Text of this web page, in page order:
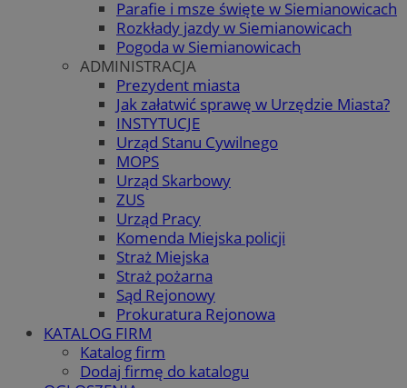
Parafie i msze święte w Siemianowicach
Rozkłady jazdy w Siemianowicach
Pogoda w Siemianowicach
ADMINISTRACJA
Prezydent miasta
Jak załatwić sprawę w Urzędzie Miasta?
INSTYTUCJE
Urząd Stanu Cywilnego
MOPS
Urząd Skarbowy
ZUS
Urząd Pracy
Komenda Miejska policji
Straż Miejska
Straż pożarna
Sąd Rejonowy
Prokuratura Rejonowa
KATALOG FIRM
Katalog firm
Dodaj firmę do katalogu